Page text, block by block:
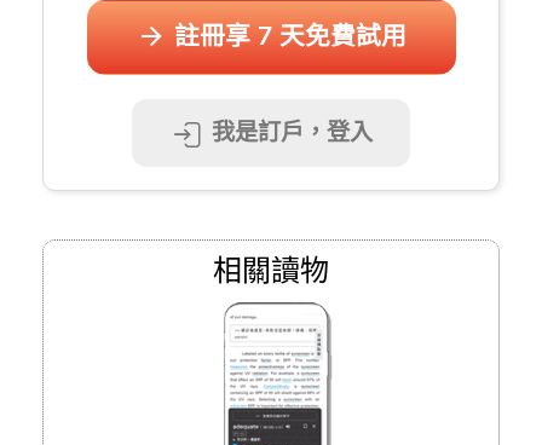
註冊享 7 天免費試用
我是訂戶，登入
相關讀物